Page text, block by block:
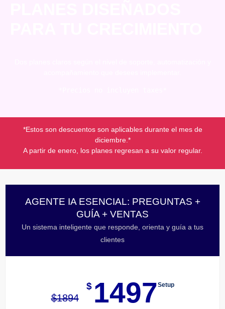
*Estos son descuentos son aplicables durante el mes de
diciembre.*
A partir de enero, los planes regresan a su valor regular.
AGENTE IA ESENCIAL: PREGUNTAS +
GUÍA + VENTAS
Un sistema inteligente que responde, orienta y guía a tus
clientes
$1894
$ 1497Setup